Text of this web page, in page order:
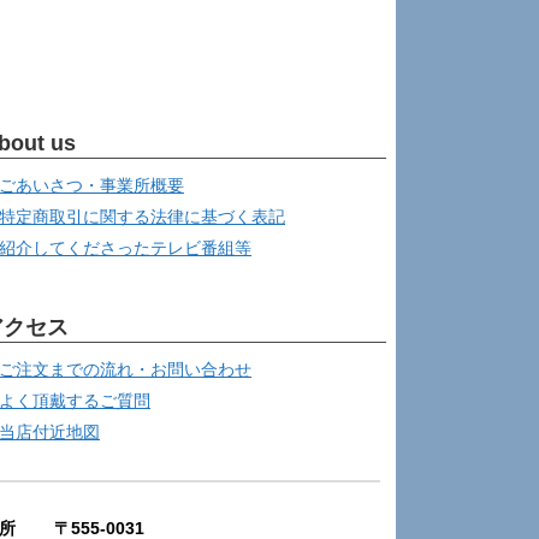
us
ごあいさつ・事業所概要
特定商取引に関する法律に基づく表記
紹介してくださったテレビ番組等
セス
ご注文までの流れ・お問い合わせ
よく頂戴するご質問
当店付近地図
所 〒555-0031